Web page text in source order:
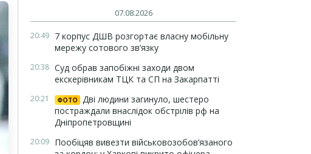
07.08.2026
20:49 7 корпус ДШВ розгортає власну мобільну
мережу сотового зв’язку
20:38 Суд обрав запобіжні заходи двом
екскерівникам ТЦК та СП на Закарпатті
20:21 ФОТО
Дві людини загинуло, шестеро
постраждали внаслідок обстрілів рф на
Дніпропетровщині
20:09 Пообіцяв вивезти військовозобов’язаного